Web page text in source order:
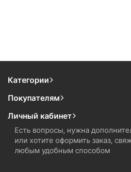
Категории
Покупателям
Личный кабинет
Есть вопросы, нужна
или хотите оформить заказ,
любым удобным способом